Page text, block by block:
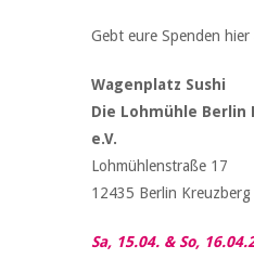
Gebt eure Spenden hier
Wagenplatz Sushi
Die Lohmühle Berlin
e.V.
Lohmühlenstraße 17
12435 Berlin Kreuzberg
Sa, 15.04. & So,